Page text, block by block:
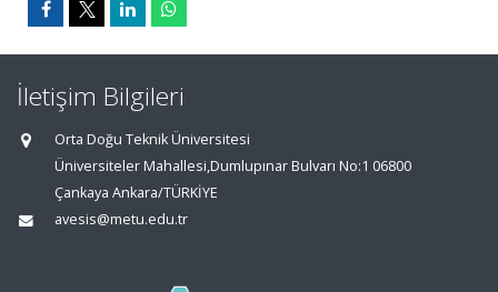
İletişim Bilgileri
Orta Doğu Teknik Üniversitesi
Üniversiteler Mahallesi,Dumlupınar Bulvarı No:1 06800
Çankaya Ankara/TÜRKİYE
avesis@metu.edu.tr